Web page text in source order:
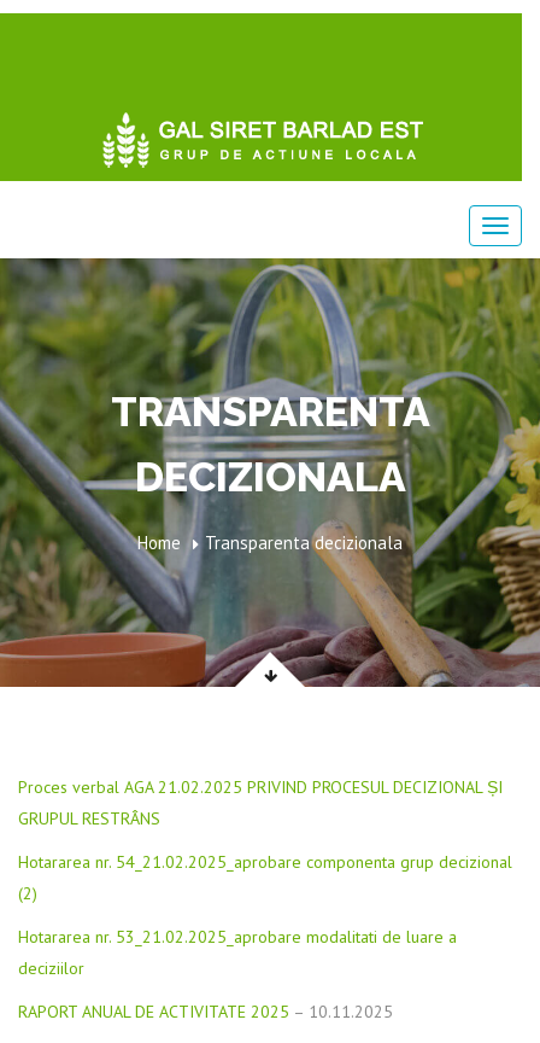
TRANSPARENTA
DECIZIONALA
Home Transparenta decizionala
Proces verbal AGA 21.02.2025 PRIVIND PROCESUL DECIZIONAL ȘI
GRUPUL RESTRÂNS
Hotararea nr. 54_21.02.2025_aprobare componenta grup decizional
(2)
Hotararea nr. 53_21.02.2025_aprobare modalitati de luare a
deciziilor
RAPORT ANUAL DE ACTIVITATE 2025 – 10.11.2025